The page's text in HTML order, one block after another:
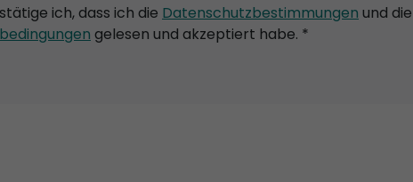
ich, dass ich die Datenschutzbestimmungen und die
gelesen und akzeptiert habe. *